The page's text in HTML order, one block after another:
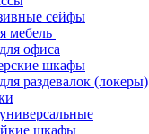
сейфы
мебель
офиса
шкафы
раздевалок (локеры)
шкафы